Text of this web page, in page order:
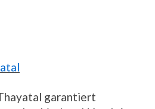
garantiert